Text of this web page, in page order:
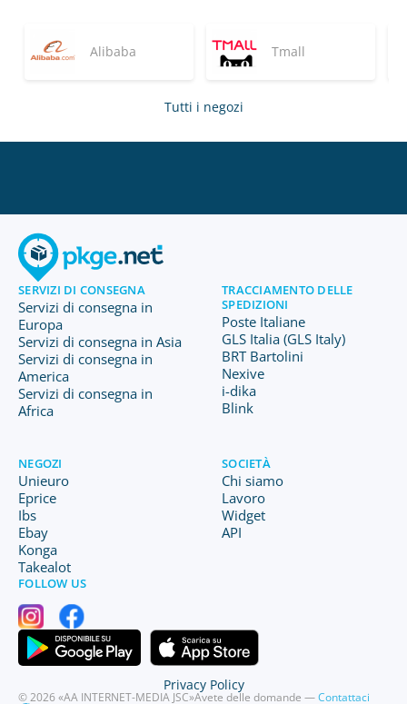
Alibaba Tmall
Tutti i negozi
SERVIZI DI CONSEGNA
Servizi di consegna in
Europa
Servizi di consegna in Asia
Servizi di consegna in
America
Servizi di consegna in
Africa
TRACCIAMENTO DELLE
SPEDIZIONI
Poste Italiane
GLS Italia (GLS Italy)
BRT Bartolini
Nexive
i-dika
Blink
NEGOZI
Unieuro
Eprice
Ibs
Ebay
Konga
Takealot
SOCIETÀ
Chi siamo
Lavoro
Widget
API
FOLLOW US
© 2026 «AA INTERNET-MEDIA JSC»Avete delle domande —Contattaci
Privacy Policy